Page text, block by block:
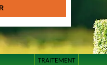
TRAITEMENT